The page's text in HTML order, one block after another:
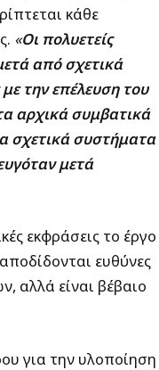
κάθε
«Οι πολυετείς
από σχετικά
την επέλευση του
αρχικά συμβατικά
σχετικά συστήματα
μετά
εκφράσεις το έργο
ευθύνες
αλλά είναι βέβαιο
για την υλοποίηση